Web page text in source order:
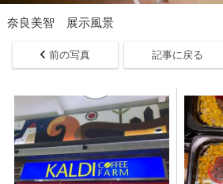
奈良美智 展示風景
前の写真 記事に戻る